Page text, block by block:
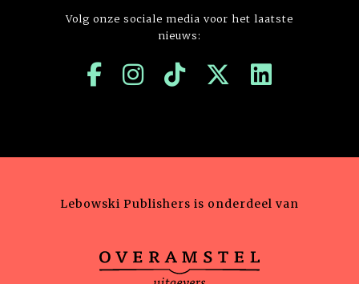
Volg onze sociale media voor het laatste
nieuws:
Lebowski Publishers is onderdeel van